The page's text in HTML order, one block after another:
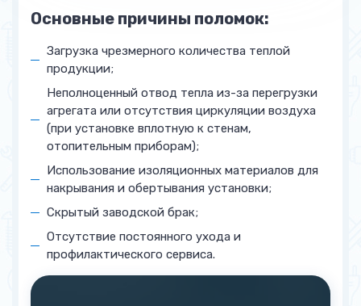
Регулировка дверей от 1 500 руб.
Замена петель на двери от 1 600 руб.
Монтаж, обслуживание и
Монтаж и пуско-наладочные
работы (от стоимости
оборудования)
Обслуживание (зависит от
Основные причины поломок:
Загрузка чрезмерного количества теплой
продукции;
Неполноценный отвод тепла из-за перегрузки
агрегата или отсутствия циркуляции воздуха
(при установке вплотную к стенам,
отопительным приборам);
Использование изоляционных материалов для
накрывания и обертывания установки;
Скрытый заводской брак;
Отсутствие постоянного ухода и
профилактического сервиса.